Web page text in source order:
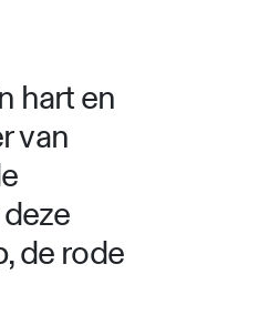
hart en
van
de rode